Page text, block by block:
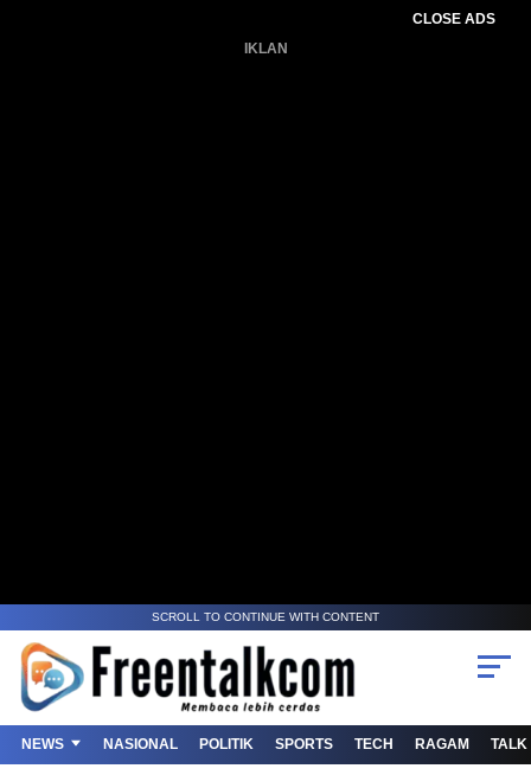
CLOSE ADS
IKLAN
SCROLL TO CONTINUE WITH CONTENT
NEWS NASIONAL POLITIK SPORTS TECH RAGAM TALK